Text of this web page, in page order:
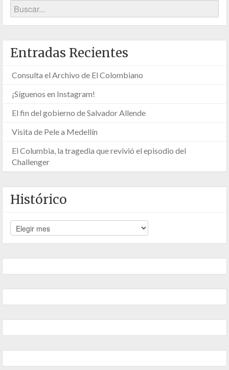
Entradas Recientes
Consulta el Archivo de El Colombiano
¡Síguenos en Instagram!
El fin del gobierno de Salvador Allende
Visita de Pele a Medellín
El Columbia, la tragedia que revivió el episodio del
Challenger
Histórico